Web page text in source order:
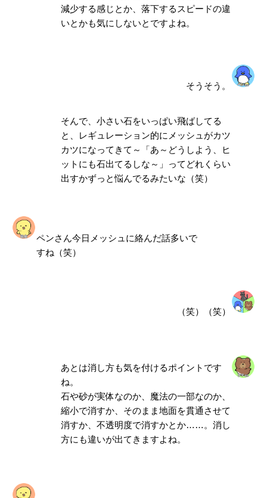
減少する感じとか、落下するスピードの違
いとかも気にしないとですよね。
そうそう。
そんで、小さい石をいっぱい飛ばしてる
と、レギュレーション的にメッシュがカツ
カツになってきて～「あ～どうしよう、ヒ
ットにも石出てるしな～」ってどれくらい
出すかずっと悩んでるみたいな（笑）
ペンさん今日メッシュに絡んだ話多いで
すね（笑）
（笑）（笑）
あとは消し方も気を付けるポイントです
ね。
石や砂が実体なのか、魔法の一部なのか、
縮小で消すか、そのまま地面を貫通させて
消すか、不透明度で消すかとか……。消し
方にも違いが出てきますよね。